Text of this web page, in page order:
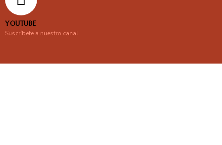
YOUTUBE
Suscríbete a nuestro canal